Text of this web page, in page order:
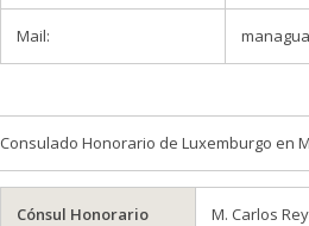
Mail:
Consulado Honorario de Luxemburgo en
Cónsul Honorario M. Carlos